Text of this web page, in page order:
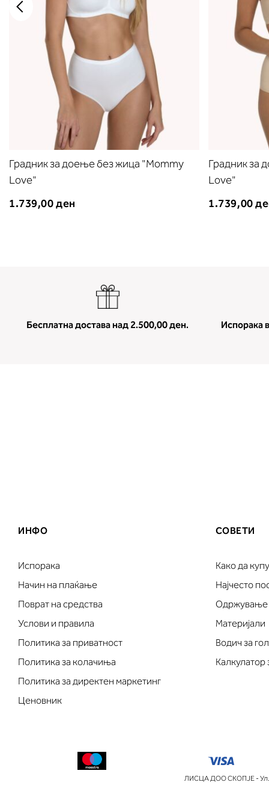
Градник за доење без жица "Mommy
Love"
1.739,00 ден
Градник за
Love"
1.739,00
Бесплатна достава над 2.500,00 ден. Испорака
ИНФО
Испорака
Начин на плаќање
Поврат на средства
Услови и правила
Политика за приватност
Политика за колачиња
Политика за директен маркетинг
Ценовник
СОВЕТИ
Како да
Најчесто
Одржување
Материјали
Водич за
Калкулатор
ЛИСЦА ДОО СКОПЈЕ -